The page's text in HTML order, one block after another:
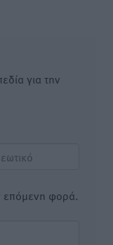
για την
επόμενη φορά.